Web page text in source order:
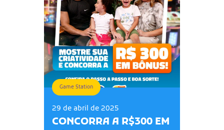
Game Station
29 de abril de 2025
CONCORRA A R$300 EM